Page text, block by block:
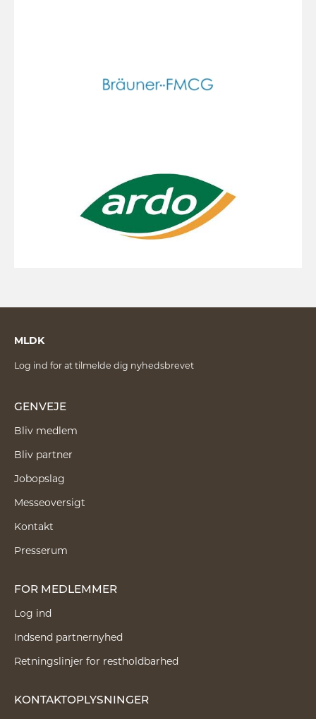
MLDK
Log ind for at tilmelde dig nyhedsbrevet
GENVEJE
Bliv medlem
Bliv partner
Jobopslag
Messeoversigt
Kontakt
Presserum
FOR MEDLEMMER
Log ind
Indsend partnernyhed
Retningslinjer for restholdbarhed
KONTAKTOPLYSNINGER